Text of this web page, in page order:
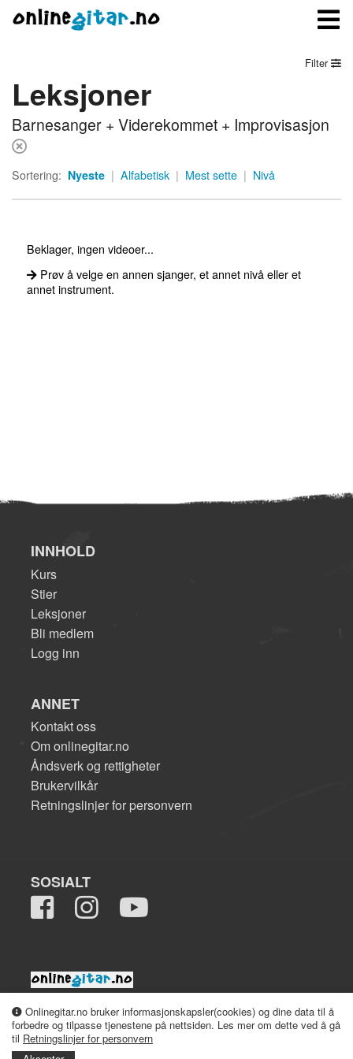
Meny
Logg inn
Bli medlem
Om onlinegitar.no
Filter
Leksjoner
Barnesanger + Viderekommet + Improvisasjon
Sortering: Nyeste | Alfabetisk | Mest sette | Nivå
Beklager, ingen videoer...
Prøv å velge en annen sjanger, et annet nivå eller et
annet instrument.
Onlinegitar.no bruker informasjonskapsler(cookies) og dine data til å
forbedre og tilpasse tjenestene på nettsiden. Les mer om dette ved å gå
til Retningslinjer for personvern
INNHOLD
Kurs
Stier
Leksjoner
Bli medlem
Logg inn
ANNET
Kontakt oss
Om onlinegitar.no
Åndsverk og rettigheter
Brukervilkår
Retningslinjer for personvern
SOSIALT
2008-2026 onlinegitar.no